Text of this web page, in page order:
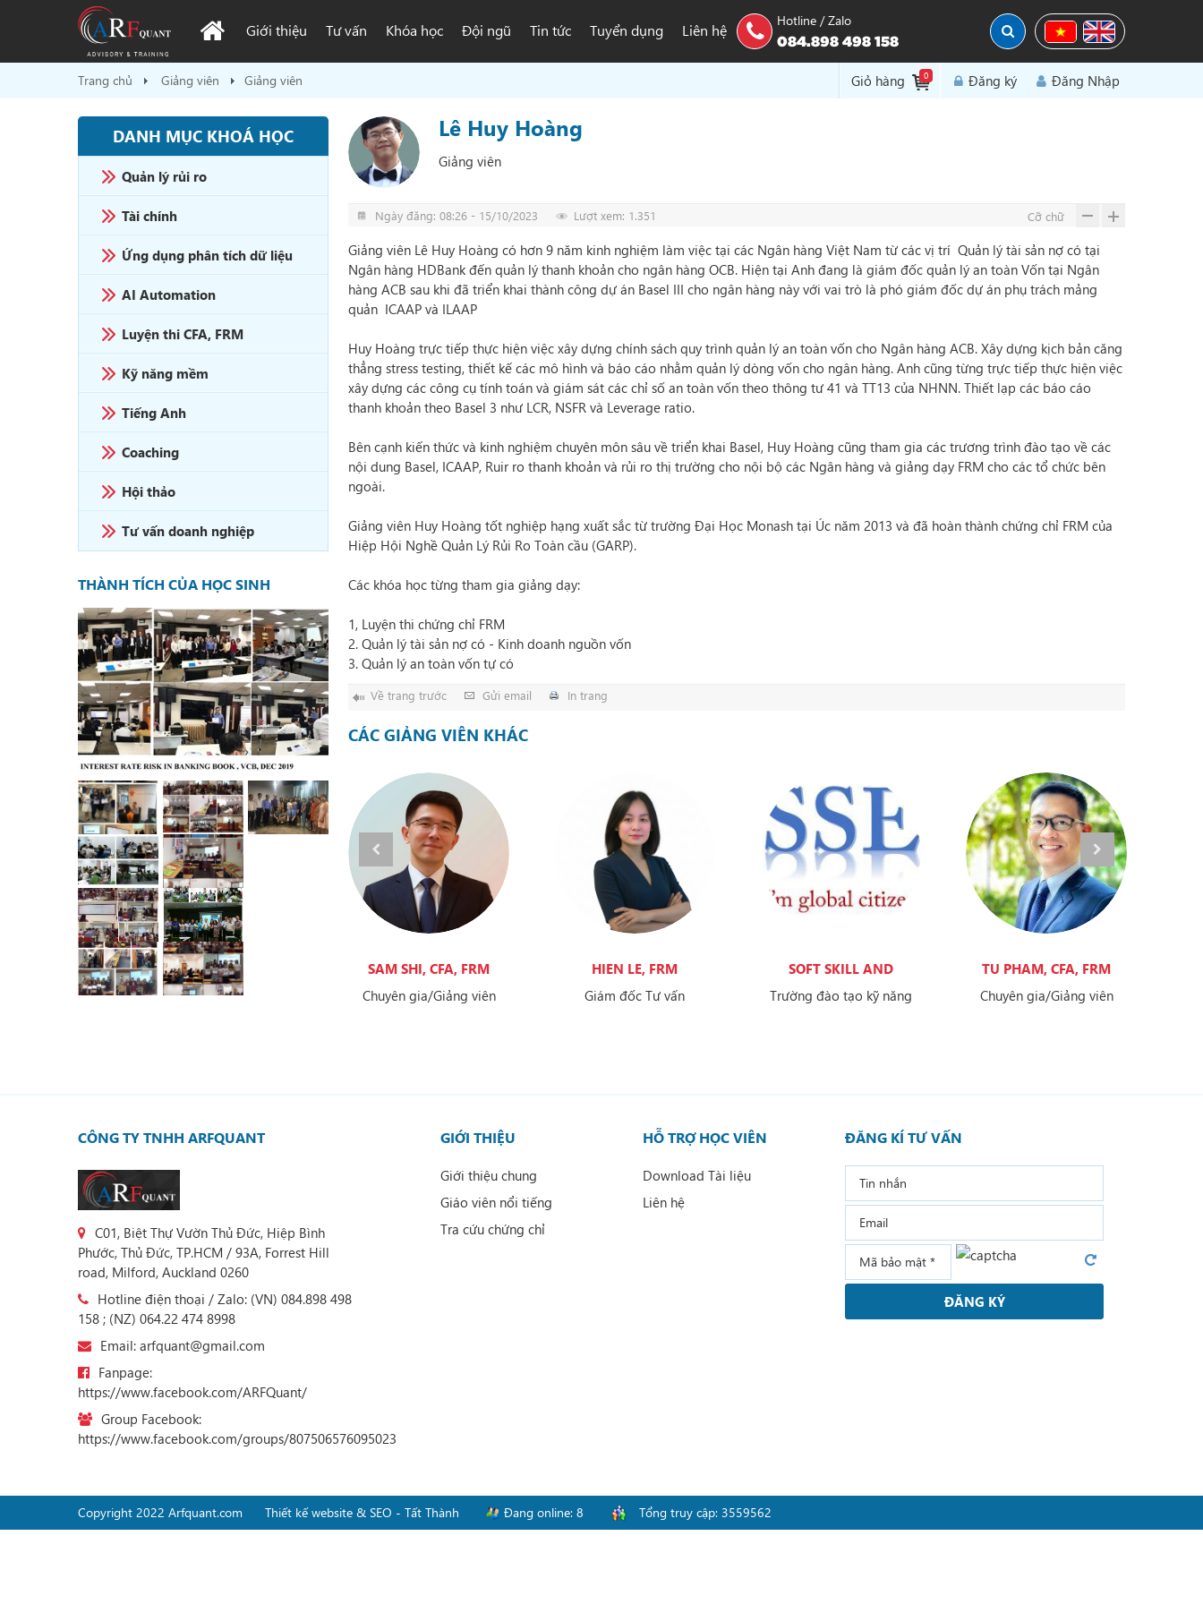
Giới thiệu Tư vấn Khóa học Đội ngũ Tin tức Tuyển dụng Liên hệ
Hotline / Zalo
084.898 498 158
Trang chủ Giảng viên Giảng viên Giỏ hàng 0 Đăng ký Đăng Nhập
DANH MỤC KHOÁ HỌC
Quản lý rủi ro
Tài chính
Ứng dụng phân tích dữ liệu
AI Automation
Luyện thi CFA, FRM
Kỹ năng mềm
Tiếng Anh
Coaching
Hội thảo
Tư vấn doanh nghiệp
THÀNH TÍCH CỦA HỌC SINH
ARFQUANT
Lê Huy Hoàng
Giảng viên
Ngày đăng: 08:26 - 15/10/2023 Lượt xem: 1.351 Cỡ chữ
Giảng viên Lê Huy Hoàng có hơn 9 năm kinh nghiệm làm việc tại các Ngân hàng Việt Nam từ các vị trí Quản lý tài sản nợ có tại
Ngân hàng HDBank đến quản lý thanh khoản cho ngân hàng OCB. Hiện tại Anh đang là giám đốc quản lý an toàn Vốn tại Ngân
hàng ACB sau khi đã triển khai thành công dự án Basel III cho ngân hàng này với vai trò là phó giám đốc dự án phụ trách mảng
quản ICAAP và ILAAP
Huy Hoàng trực tiếp thực hiện việc xây dựng chính sách quy trình quản lý an toàn vốn cho Ngân hàng ACB. Xây dựng kịch bản căng
thẳng stress testing, thiết kế các mô hình và báo cáo nhằm quản lý dòng vốn cho ngân hàng. Anh cũng từng trực tiếp thực hiện việc
xây dựng các công cụ tính toán và giám sát các chỉ số an toàn vốn theo thông tư 41 và TT13 của NHNN. Thiết lạp các báo cáo
thanh khoản theo Basel 3 như LCR, NSFR và Leverage ratio.
Bên cạnh kiến thức và kinh nghiệm chuyên môn sâu về triển khai Basel, Huy Hoàng cũng tham gia các trương trình đào tạo về các
nội dung Basel, ICAAP, Ruir ro thanh khoản và rủi ro thị trường cho nội bộ các Ngân hàng và giảng dạy FRM cho các tổ chức bên
ngoài.
Giảng viên Huy Hoàng tốt nghiệp hạng xuất sắc từ trường Đại Học Monash tại Úc năm 2013 và đã hoàn thành chứng chỉ FRM của
Hiệp Hội Nghề Quản Lý Rủi Ro Toàn cầu (GARP).
Các khóa học từng tham gia giảng dạy:
1, Luyện thi chứng chỉ FRM
2. Quản lý tài sản nợ có - Kinh doanh nguồn vốn
3. Quản lý an toàn vốn tự có
Về trang trước Gửi email In trang
CÁC GIẢNG VIÊN KHÁC
KALEY CHU
Speaking Coach
SAM SHI, CFA, FRM
Chuyên gia/Giảng viên
HIEN LE, FRM
Giám đốc Tư vấn
SOFT SKILL AND
ENGLISH
Trường đào tạo kỹ năng
TU PHAM, CFA, FRM
Chuyên gia/Giảng viên
CÔNG TY TNHH ARFQUANT
C01, Biệt Thự Vườn Thủ Đức, Hiệp Bình
Phước, Thủ Đức, TP.HCM / 93A, Forrest Hill
road, Milford, Auckland 0260
Hotline điện thoại / Zalo: (VN) 084.898 498
158 ; (NZ) 064.22 474 8998
Email: arfquant@gmail.com
Fanpage:
https://www.facebook.com/ARFQuant/
Group Facebook:
https://www.facebook.com/groups/807506576095023
GIỚI THIỆU
Giới thiệu chung
Giáo viên nổi tiếng
Tra cứu chứng chỉ
HỖ TRỢ HỌC VIÊN
Download Tài liệu
Liên hệ
ĐĂNG KÍ TƯ VẤN
ĐĂNG KÝ
Copyright 2022 Arfquant.com Thiết kế website & SEO - Tất Thành Đang online: 8 Tổng truy cập: 3559562